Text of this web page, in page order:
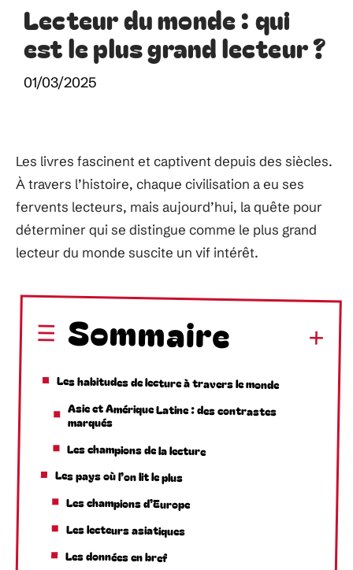
Lecteur du monde : qui
est le plus grand lecteur ?
01/03/2025
Les livres fascinent et captivent depuis des siècles.
À travers l’histoire, chaque civilisation a eu ses
fervents lecteurs, mais aujourd’hui, la quête pour
déterminer qui se distingue comme le plus grand
lecteur du monde suscite un vif intérêt.
Sommaire
Les habitudes de lecture à travers le monde
Asie et Amérique Latine : des contrastes
marqués
Les champions de la lecture
Les pays où l’on lit le plus
Les champions d’Europe
Les lecteurs asiatiques
Les données en bref